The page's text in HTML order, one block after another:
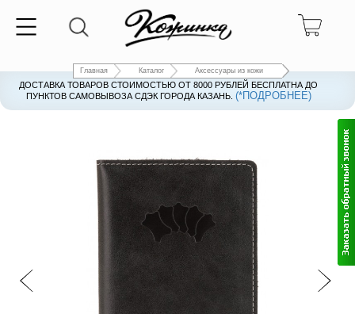
Главная Каталог Аксессуары из кожи
ДОСТАВКА ТОВАРОВ СТОИМОСТЬЮ ОТ 8000 РУБЛЕЙ БЕСПЛАТНА ДО
ПУНКТОВ САМОВЫВОЗА СДЭК ГОРОДА КАЗАНЬ. (*ПОДРОБНЕЕ)